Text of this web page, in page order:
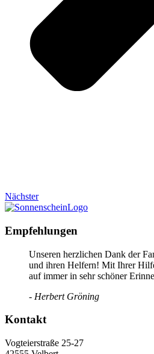
Nächster
Empfehlungen
Unseren herzlichen Dank der
und ihren Helfern! Mit Ihrer
auf immer in sehr schöner
- Herbert Gröning
Kontakt
Vogteierstraße 25-27